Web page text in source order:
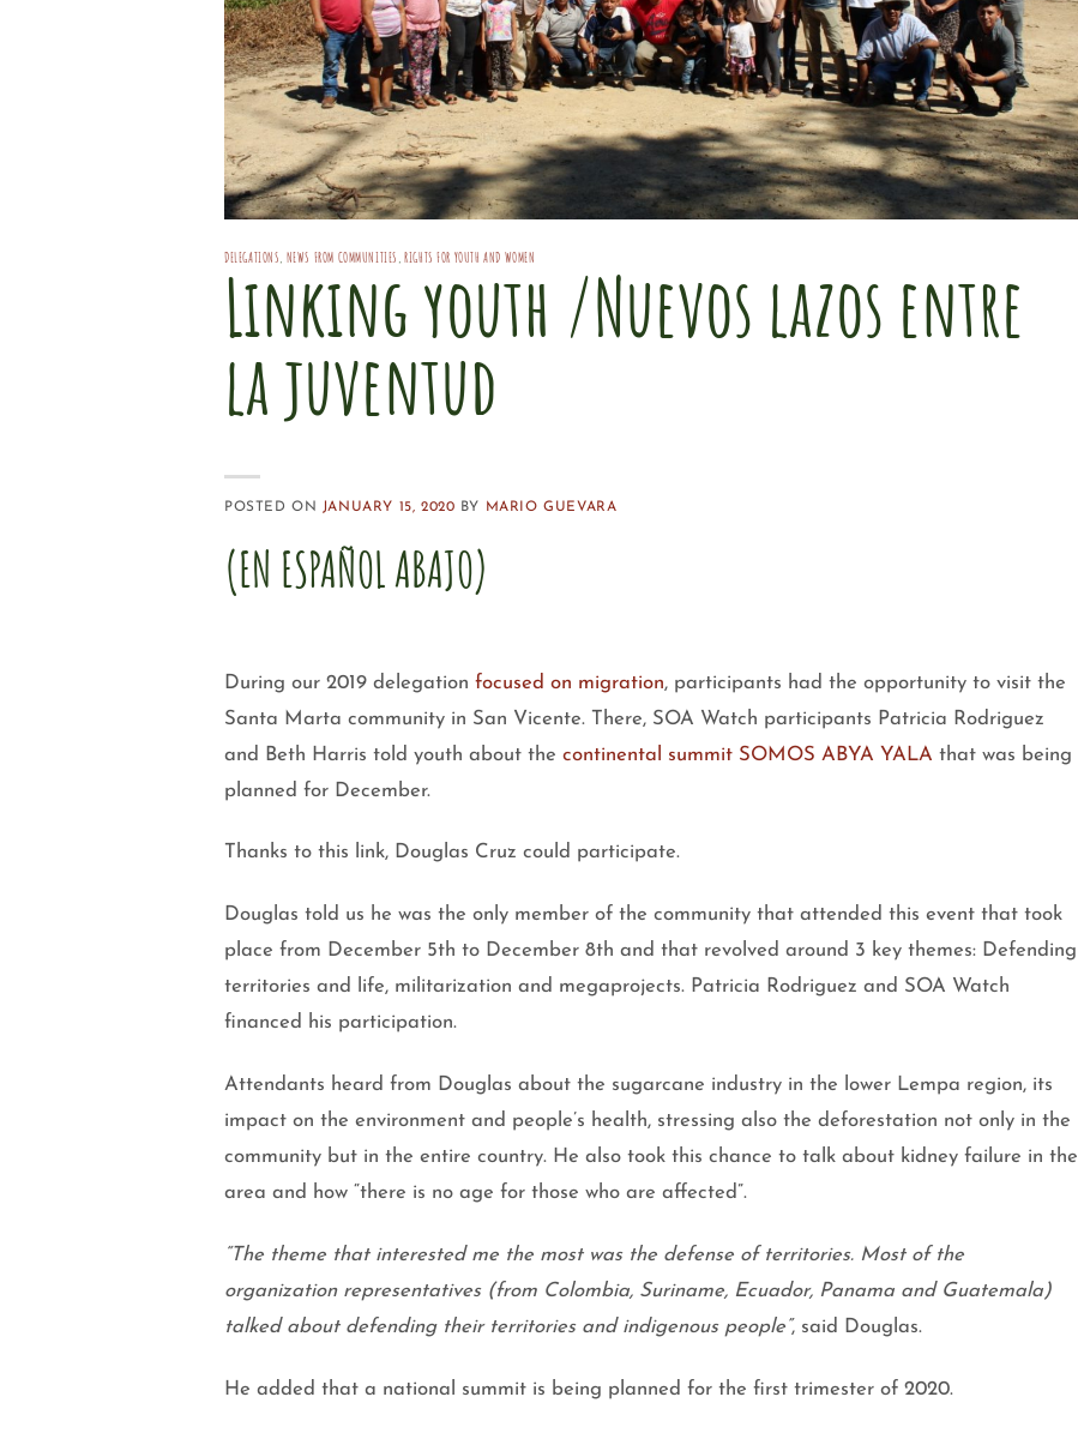
DELEGATIONS, NEWS FROM COMMUNITIES ,RIGHTS FOR YOUTH AND WOMEN
Linking youth /Nuevos lazos entre
la juventud
POSTED ON JANUARY 15, 2020 BY MARIO GUEVARA
(EN ESPAÑOL ABAJO)
During our 2019 delegation focused on migration, participants had the opportunity to visit the
Santa Marta community in San Vicente. There, SOA Watch participants Patricia Rodriguez
and Beth Harris told youth about the continental summit SOMOS ABYA YALA that was being
planned for December.
Thanks to this link, Douglas Cruz could participate.
Douglas told us he was the only member of the community that attended this event that took
place from December 5th to December 8th and that revolved around 3 key themes: Defending
territories and life, militarization and megaprojects. Patricia Rodriguez and SOA Watch
financed his participation.
Attendants heard from Douglas about the sugarcane industry in the lower Lempa region, its
impact on the environment and people’s health, stressing also the deforestation not only in the
community but in the entire country. He also took this chance to talk about kidney failure in the
area and how “there is no age for those who are affected”.
“The theme that interested me the most was the defense of territories. Most of the
organization representatives (from Colombia, Suriname, Ecuador, Panama and Guatemala)
talked about defending their territories and indigenous people”, said Douglas.
He added that a national summit is being planned for the first trimester of 2020.